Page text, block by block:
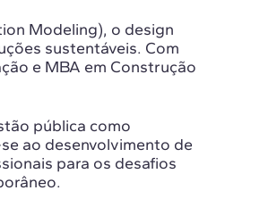
Modeling), o design
sustentáveis. Com
e MBA em Construção
pública como
ao desenvolvimento de
para os desafios